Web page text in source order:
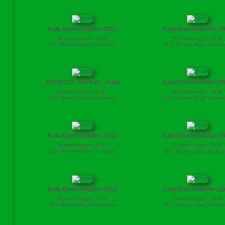
Kala Diessenhofen 2012
Betrachtungen: 1897
Von: Roman Krapf v/o Avalon
Kala Diessenhofen
Betrachtungen: 2466
Von: Roman Krapf v/o
20120727_ShirKan_-4.jpg
Betrachtungen: 2177
Von: Roman Krapf v/o Avalon
Kala Diessenhofen
Betrachtungen: 2252
Von: Roman Krapf v/o
Kala Diessenhofen 2012
Betrachtungen: 2061
Von: Roman Krapf v/o Avalon
Kala Diessenhofen
Betrachtungen: 2106
Von: Roman Krapf v/o
Kala Diessenhofen 2012
Betrachtungen: 1970
Von: Roman Krapf v/o Avalon
Kala Diessenhofen
Betrachtungen: 1869
Von: Roman Krapf v/o